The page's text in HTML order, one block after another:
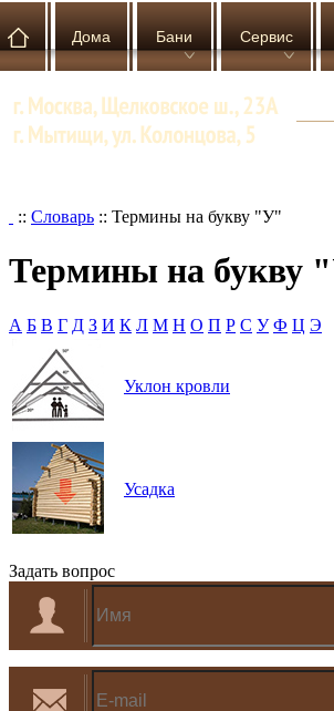
Дома Бани Сервис
:: Словарь :: Термины на букву "У"
Термины на букву
А Б В Г Д З И К Л М Н О П Р С У Ф Ц Э
Уклон кровли
Усадка
Задать вопрос